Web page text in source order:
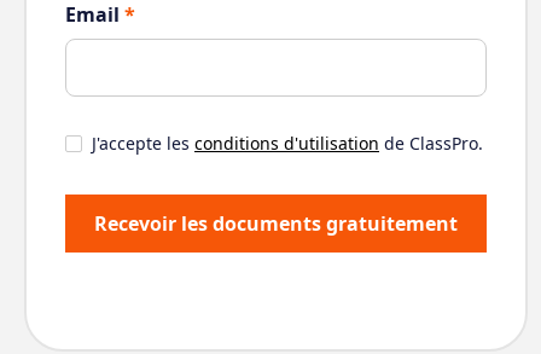
Email *
J'accepte les conditions d'utilisation de ClassPro.